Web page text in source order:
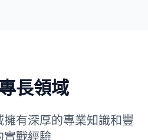
長領域
有深厚的專業知識和豐
實戰經驗